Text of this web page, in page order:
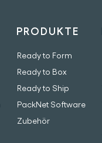
PRODUKTE
Ready to Form
Ready to Box
Ready to Ship
PackNet Software
Zubehör